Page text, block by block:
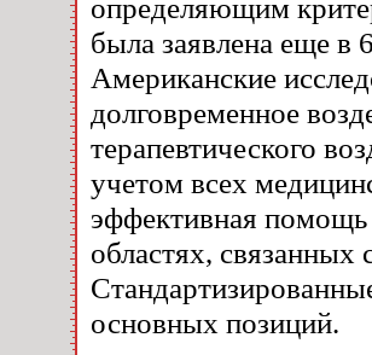
определяющим
была заявлена еще в
Американские
долговременное
терапевтического
учетом всех
эффективная помощь
областях, связанных
основных позиций.